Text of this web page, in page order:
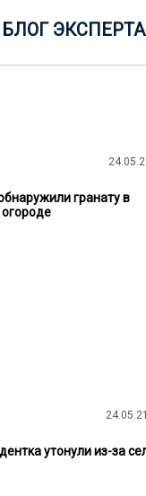
БЛОГ ЭКСПЕРТА
гранату в
24.05.21
утонули из-за